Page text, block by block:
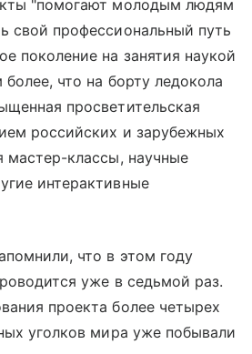
"помогают молодым людям
свой профессиональный путь
поколение на занятия наукой
что на борту ледокола
просветительская
российских и зарубежных
мастер-классы, научные
интерактивные
что в этом году
уже в седьмой раз.
проекта более четырех
уголков мира уже побывали